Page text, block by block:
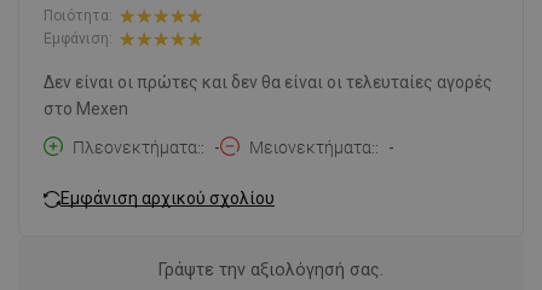
Ποιότητα:
Εμφάνιση:
Δεν είναι οι πρώτες και δεν θα είναι οι τελευταίες αγορές
στο Mexen
Πλεονεκτήματα:
- Μειονεκτήματα: -
Εμφάνιση αρχικού σχολίου
Γράψτε την αξιολόγησή σας.